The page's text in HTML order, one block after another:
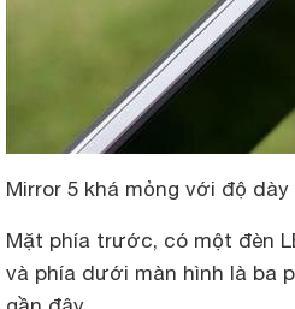
Mirror 5 khá mỏng với độ dày
Mặt phía trước, có một đèn
và phía dưới màn hình là ba